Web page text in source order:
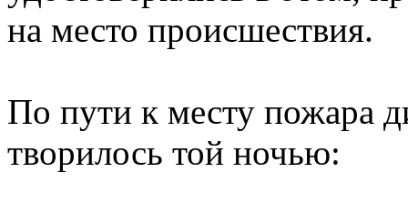
на место происшествия.
По пути к месту пожара
творилось той ночью: